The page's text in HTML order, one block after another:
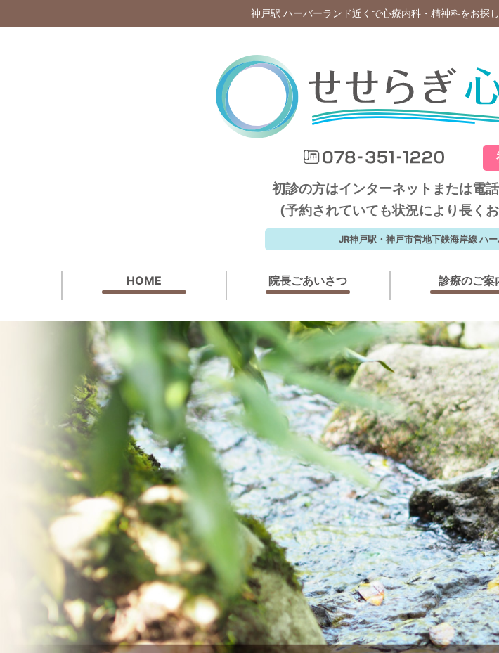
神戸駅 ハーバーランド近くで心療内科・精神科をお探
初診の方はインターネット または電
(予約されていても状況により長く
JR神戸駅・神戸市営地下鉄海岸線 ハ
HOME 院長ごあいさつ 診療のご案